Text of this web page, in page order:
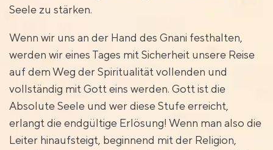
Seele zu stärken.
Wenn wir uns an der Hand des Gnani festhalten,
werden wir eines Tages mit Sicherheit unsere Reise
auf dem Weg der Spiritualität vollenden und
vollständig mit Gott eins werden. Gott ist die
Absolute Seele und wer diese Stufe erreicht,
erlangt die endgültige Erlösung! Wenn man also die
Leiter hinaufsteigt, beginnend mit der Religion,